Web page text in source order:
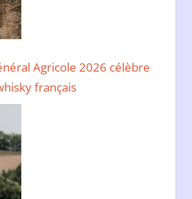
Agricole 2026 célèbre
français